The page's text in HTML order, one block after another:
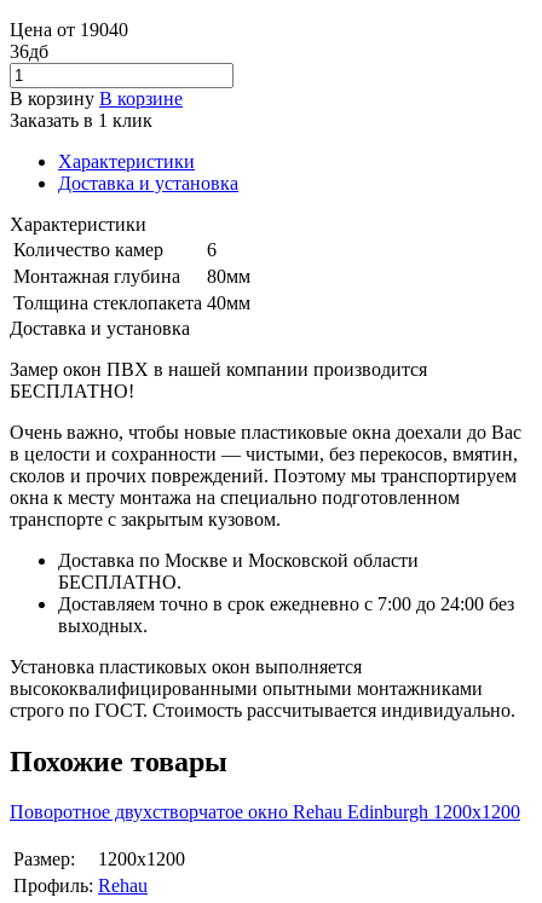
Цена от 19040
36дб
В корзину В корзине
Заказать в 1 клик
Характеристики
Доставка и установка
Характеристики
Количество камер
6
Монтажная глубина
80мм
Толщина стеклопакета 40мм
Доставка и установка
Замер окон ПВХ в нашей компании производится
БЕСПЛАТНО!
Очень важно, чтобы новые пластиковые окна доехали до Вас
в целости и сохранности — чистыми, без перекосов, вмятин,
сколов и прочих повреждений. Поэтому мы транспортируем
окна к месту монтажа на специально подготовленном
транспорте с закрытым кузовом.
Доставка по Москве и Московской области
БЕСПЛАТНО.
Доставляем точно в срок ежедневно с 7:00 до 24:00 без
выходных.
Установка пластиковых окон выполняется
высококвалифицированными опытными монтажниками
строго по ГОСТ. Стоимость рассчитывается индивидуально.
Похожие товары
Поворотное двухстворчатое окно Rehаu Edinburgh 1200х1200
Размер:
1200х1200
Профиль: Rehau